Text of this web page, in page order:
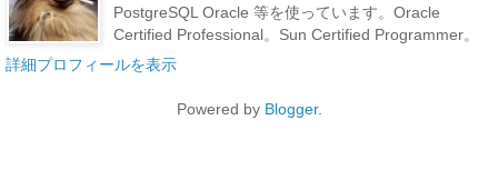
PostgreSQL Oracle 等を使っています。Oracle
Certified Professional。Sun Certified Programmer。
詳細プロフィールを表示
Powered by Blogger.